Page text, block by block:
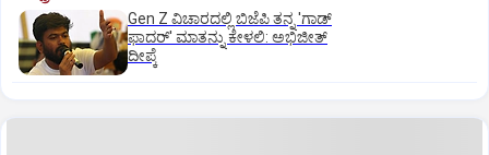
Gen Z ವಿಚಾರದಲ್ಲಿ ಬಿಜೆಪಿ ತನ್ನ 'ಗಾಡ್
ಫಾದರ್' ಮಾತನ್ನು ಕೇಳಲಿ: ಅಭಿಜೀತ್
ದೀಪ್ಕೆ